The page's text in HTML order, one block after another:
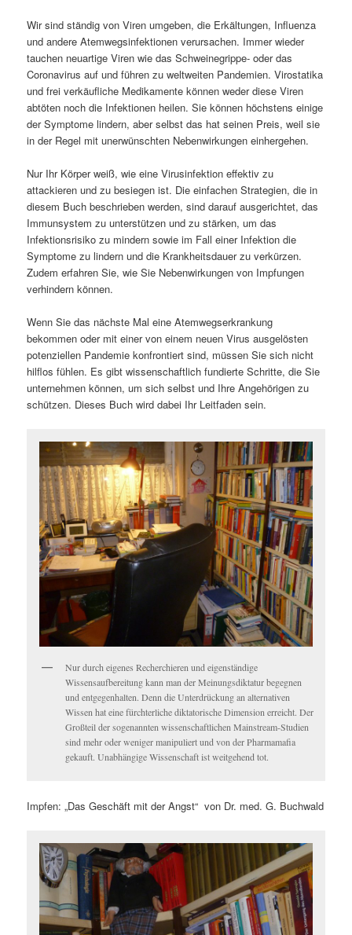
Wir sind ständig von Viren umgeben, die Erkältungen, Influenza
und andere Atemwegsinfektionen verursachen. Immer wieder
tauchen neuartige Viren wie das Schweinegrippe- oder das
Coronavirus auf und führen zu weltweiten Pandemien. Virostatika
und frei verkäufliche Medikamente können weder diese Viren
abtöten noch die Infektionen heilen. Sie können höchstens einige
der Symptome lindern, aber selbst das hat seinen Preis, weil sie
in der Regel mit unerwünschten Nebenwirkungen einhergehen.
Nur Ihr Körper weiß, wie eine Virusinfektion effektiv zu
attackieren und zu besiegen ist. Die einfachen Strategien, die in
diesem Buch beschrieben werden, sind darauf ausgerichtet, das
Immunsystem zu unterstützen und zu stärken, um das
Infektionsrisiko zu mindern sowie im Fall einer Infektion die
Symptome zu lindern und die Krankheitsdauer zu verkürzen.
Zudem erfahren Sie, wie Sie Nebenwirkungen von Impfungen
verhindern können.
Wenn Sie das nächste Mal eine Atemwegserkrankung
bekommen oder mit einer von einem neuen Virus ausgelösten
potenziellen Pandemie konfrontiert sind, müssen Sie sich nicht
hilflos fühlen. Es gibt wissenschaftlich fundierte Schritte, die Sie
unternehmen können, um sich selbst und Ihre Angehörigen zu
schützen. Dieses Buch wird dabei Ihr Leitfaden sein.
Nur durch eigenes Recherchieren und eigenständige
Wissensaufbereitung kann man der Meinungsdiktatur begegnen
und entgegenhalten. Denn die Unterdrückung an alternativen
Wissen hat eine fürchterliche diktatorische Dimension erreicht. Der
Großteil der sogenannten wissenschaftlichen Mainstream-Studien
sind mehr oder weniger manipuliert und von der Pharmamafia
gekauft. Unabhängige Wissenschaft ist weitgehend tot.
Impfen: „Das Geschäft mit der Angst“ von Dr. med. G. Buchwald